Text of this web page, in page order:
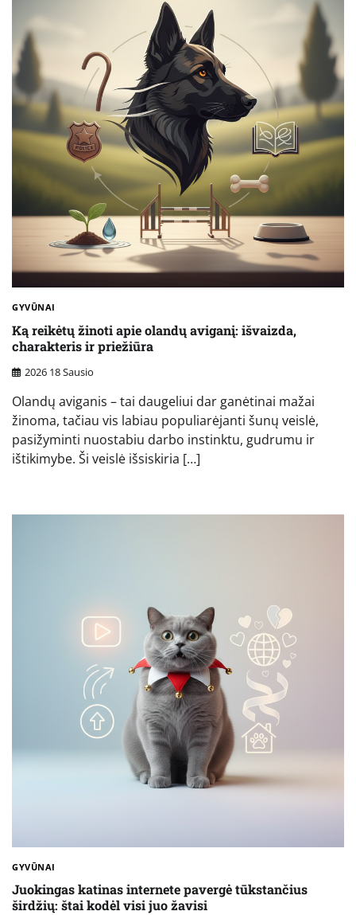
GYVŪNAI
Ką reikėtų žinoti apie olandų aviganį: išvaizda,
charakteris ir priežiūra
2026 18 Sausio
Olandų aviganis – tai daugeliui dar ganėtinai mažai
žinoma, tačiau vis labiau populiarėjanti šunų veislė,
pasižyminti nuostabiu darbo instinktu, gudrumu ir
ištikimybe. Ši veislė išsiskiria […]
GYVŪNAI
Juokingas katinas internete pavergė tūkstančius
širdžių: štai kodėl visi juo žavisi